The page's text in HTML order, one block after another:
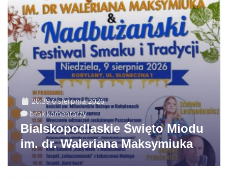
20:39 6 sierpnia 2026
brak komentarzy
Bialskopodlaskie Święto Miodu
im. dr. Waleriana Maksymiuka